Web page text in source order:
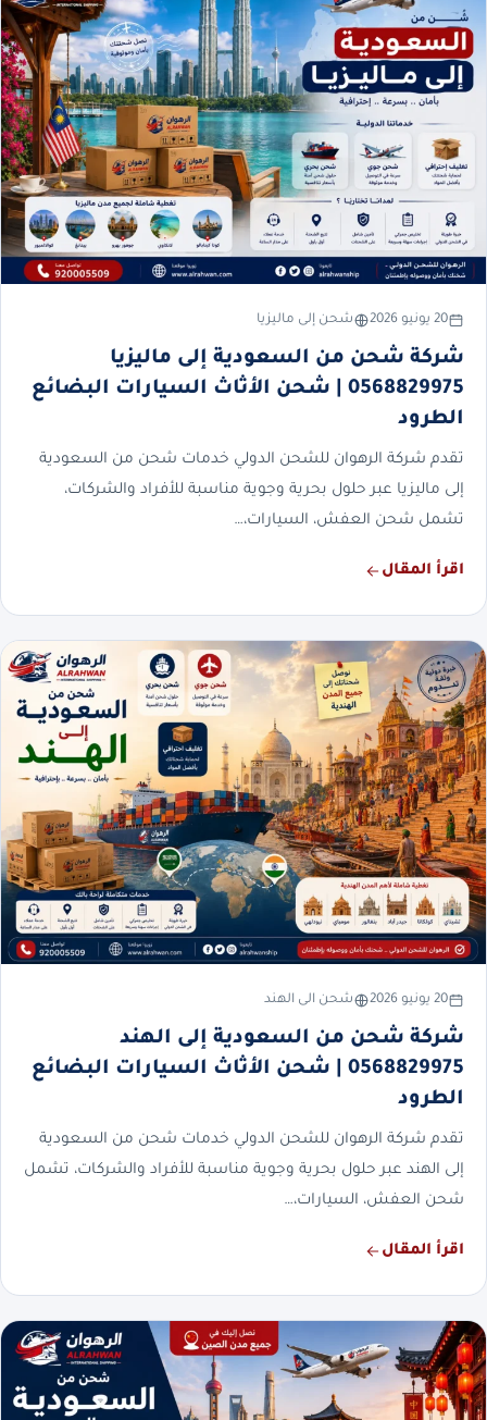
20 يونيو 2026 شحن إلى ماليزيا
شركة شحن من السعودية إلى ماليزيا
0568829975 | شحن الأثاث السيارات البضائع
الطرود
تقدم شركة الرهوان للشحن الدولي خدمات شحن من السعودية
إلى ماليزيا عبر حلول بحرية وجوية مناسبة للأفراد والشركات،
تشمل شحن العفش، السيارات،…
اقرأ المقال
20 يونيو 2026 شحن الى الهند
شركة شحن من السعودية إلى الهند
0568829975 | شحن الأثاث السيارات البضائع
الطرود
تقدم شركة الرهوان للشحن الدولي خدمات شحن من السعودية
إلى الهند عبر حلول بحرية وجوية مناسبة للأفراد والشركات، تشمل
شحن العفش، السيارات،…
اقرأ المقال